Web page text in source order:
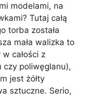
modelami, na
Tutaj całą
torba została
mała walizka to
całości z
czy poliwęglanu),
jest żółty
sztuczne. Serio,